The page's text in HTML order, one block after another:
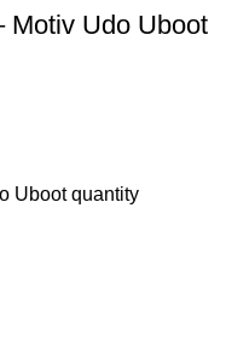
Motiv Udo Uboot
Uboot quantity